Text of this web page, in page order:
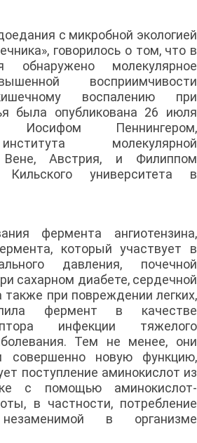
с микробной экологией
говорилось о том, что в
обнаружено молекулярное
восприимчивости
воспалению при
была опубликована 26 июля
Иосифом Пеннингером,
молекулярной
Вене, Австрия, и Филиппом
университета в
фермента ангиотензина,
который участвует в
давления, почечной
сахарном диабете, сердечной
также при повреждении легких,
фермент в качестве
инфекции тяжелого
Тем не менее, они
совершенно новую функцию,
поступление аминокислот из
с помощью аминокислот-
в частности, потребление
в организме